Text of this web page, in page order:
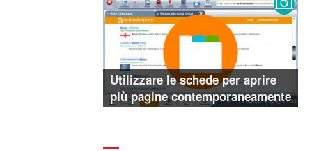
Utilizzare le schede per aprire
più pagine contemporaneamente